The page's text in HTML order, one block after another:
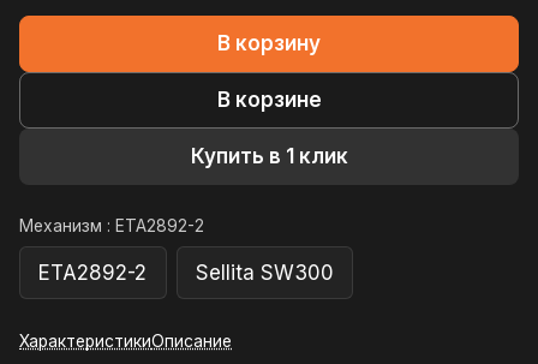
В корзину
В корзине
Купить в 1 клик
Механизм : ETA2892-2
ETA2892-2 Sellita SW300
ХарактеристикиОписание